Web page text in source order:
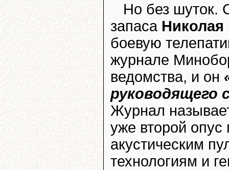
Но без шуток.
запаса Николая
боевую
журнале
ведомства, и он
руководящего
Журнал
уже второй
акустическим
технологиям и